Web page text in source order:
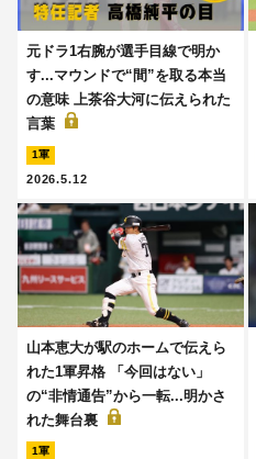
元ドラ1右腕が選手目線で明か
す...マウンドで“間”を取る本当
の意味 上茶谷大河に伝えられた
言葉
1軍
2026.5.12
山本恵大が駅のホームで伝えら
れた1軍昇格 「今回はない」
の“非情通告”から一転...明かさ
れた舞台裏
1軍